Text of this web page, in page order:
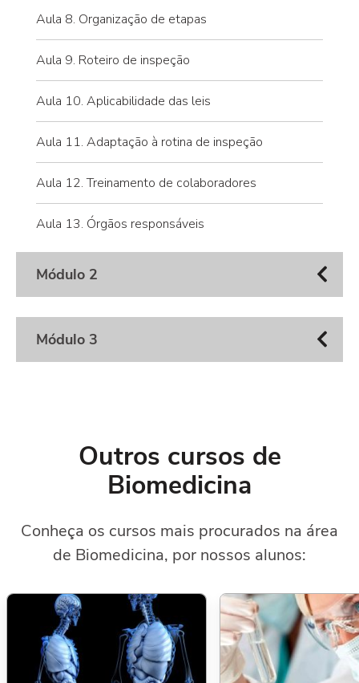
Aula 8. Organização de etapas
Aula 9. Roteiro de inspeção
Aula 10. Aplicabilidade das leis
Aula 11. Adaptação à rotina de inspeção
Aula 12. Treinamento de colaboradores
Aula 13. Órgãos responsáveis
Módulo 2
Módulo 3
Outros cursos de
Biomedicina
Conheça os cursos mais procurados na área
de Biomedicina, por nossos alunos: